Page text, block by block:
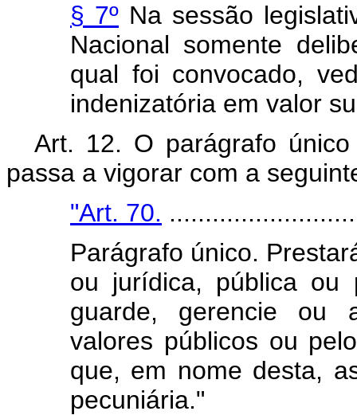
§ 7º Na sessão
Nacional somente
qual foi convocado,
indenizatória em valor
Art. 12. O parágrafo
passa a vigorar com a
"Art. 70.
Parágrafo único.
ou jurídica, pública ou
guarde, gerencie ou
valores públicos ou
que, em nome desta,
pecuniária."